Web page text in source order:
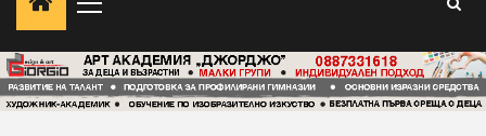
Primary